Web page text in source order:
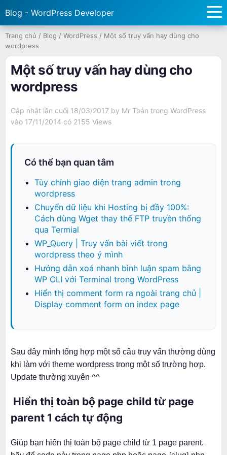
Blog - WordPress Developer
Trang chủ / Blog / WordPress / Một số truy vấn hay dùng cho
wordpress
Một số truy vấn hay dùng cho
wordpress
Cập nhật lần cuối 18/03/2017 by Mr Toản trong WordPress
vào 17/11/2014 có 2155 Views
Có thể bạn quan tâm
Tùy chỉnh giao diện trang admin trong
wordpress
Chuyển dữ liệu khi Hosting bị đầy 100%:
Cách dùng Wget thay thế FTP truyền thống
qua Termial
WP_Query | Truy vấn bài viết trong
wordpress theo ý mình
Hướng dẫn xoá nhanh bình luận spam bằng
WP CLI với Terminal trong WordPress
Hiển thị comment form ra ngoài trang chủ |
Display comment form on index page
Sau đây mình tổng hợp một số câu truy vấn thường dùng
khi làm với theme wordpress trong một số trường hợp.
Update thường xuyên ^^
Hiển thị toàn bộ page child từ page
parent 1 cách tự động
Giúp bạn hiển thị toàn bộ page child từ 1 page parent.